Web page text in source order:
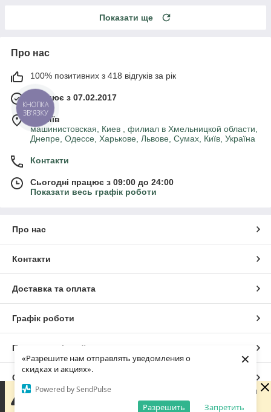
«Разрешите нам отправлять уведомления о
скидках и акциях».
Powered by SendPulse
Запретить
Разрешить
×
Показати ще
Про нас
100% позитивних з 418 відгуків за рік
Працює з 07.02.2017
м. Київ
машинистовская, Киев , филиал в Хмельницкой области,
Днепре, Одессе, Харькове, Львове, Сумах, Київ, Україна
Контакти
Сьогодні працює з 09:00 до 24:00
Показати весь графік роботи
Про нас
Контакти
Доставка та оплата
Графік роботи
Повна версія сайту
Сайт створено на маркетплейсі
Політика конфіденційності
Доброго дня 😊 Дякую, що написали нам! Зараз магазин
не працює, але ми обов'язково зв'яжемося з вами
КНОПКА
ЗВ'ЯЗКУ